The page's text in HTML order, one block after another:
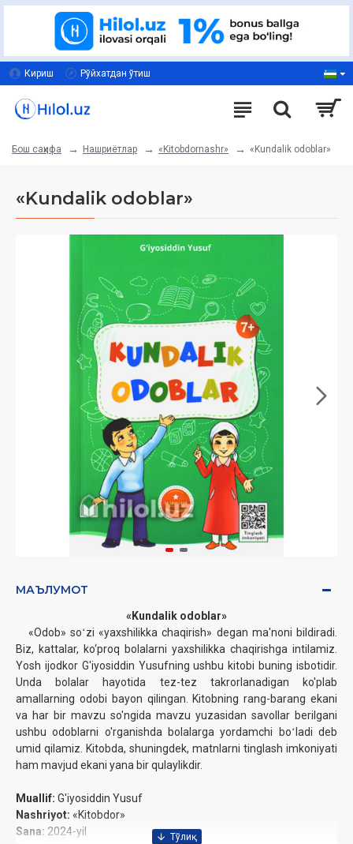
Кириш Рўйхатдан ўтиш
Бош саҳифа Нашриётлар «Kitobdornashr» «Kundalik odoblar»
«Kundalik odoblar»
МАЪЛУМОТ
«Kundalik odoblar»
«Odob» soʻzi «yaxshilikka chaqirish» degan ma'noni bildiradi.
Biz, kattalar, ko‘proq bolalarni yaxshilikka chaqirishga intilamiz.
Yosh ijodkor G'iyosiddin Yusufning ushbu kitobi buning isbotidir.
Unda bolalar hayotida tez-tez takrorlanadigan ko'plab
amallarning odobi bayon qilingan. Kitobning rang-barang ekani
va har bir mavzu so'ngida mavzu yuzasidan savollar berilgani
ushbu odoblarni o'rganishda bolalarga yordamchi boʻladi deb
umid qilamiz. Kitobda, shuningdek, matnlarni tinglash imkoniyati
ham mavjud ekani yana bir qulaylikdir.
Muallif: G'iyosiddin Yusuf
Nashriyot: «Kitobdor»
Sana: 2024-yil